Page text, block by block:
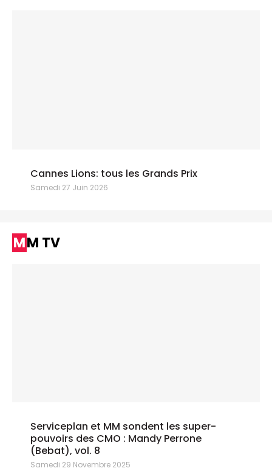
Cannes Lions: tous les Grands Prix
Samedi 27 Juin 2026
MM TV
Serviceplan et MM sondent les super-
pouvoirs des CMO : Mandy Perrone
(Bebat), vol. 8
Samedi 29 Novembre 2025